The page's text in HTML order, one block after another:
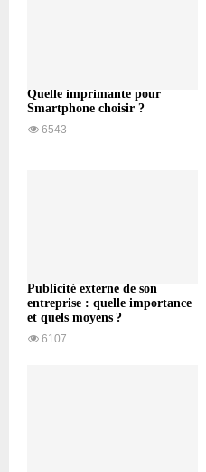
Quelle imprimante pour
Smartphone choisir ?
6543
Publicité externe de son
entreprise : quelle importance
et quels moyens ?
6107